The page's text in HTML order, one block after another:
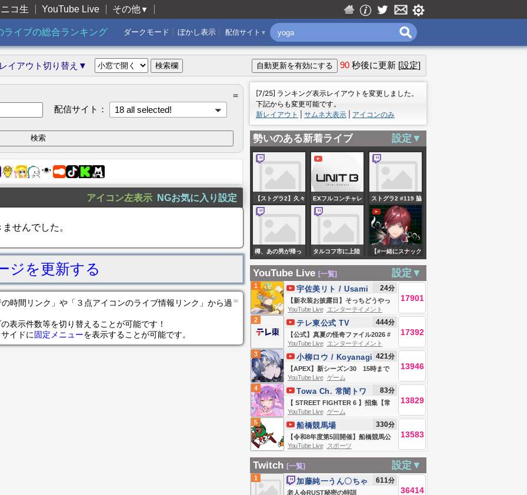
ニコ生 YouTube Live その他▼
ライブの総合ランキング 配信サイト ▼
ぼかし表示
ダークモード
イアウト切り替え▼ 90 秒後に更新 [設定]
＝
配信サイト：
18 all selected!
アイコン左表示 NGお気に入り設定
せんでした。
ジを更新する
＝
時間リンク」や「３点アイコンのライブ情報リンク」から過
表示件数等を切り替えることが可能です！
イドに固定メニューを表示することが可能です。
[7/25] ランキング表示レイアウトを変更しました。
下記からも変更可能です。
新レイアウト
サムネ大表示 アイコンのみ
勢いのある新着ライブ 設定▼
【ストグラ2】久々
に起きてみる27日
目鳩禁指示禁【ケ
EXフルコンチャレ
ンジ！5曲達成で歌
います。【
イラ】
ストグラ2 #119 脇
逢魔 やぁ
樽、あの男が帰っ
てきた編
タルコフ市に上陸
w/講師のありさか
さん
【#一緒にスナック
ミー】俺の好きを
集めたおやつ
BOX【ローレン/に
じさんじ】
YouTube Live [一覧] 設定▼
1
【新衣装お披露目】そっちどうやっ
て行けばいい？【宇佐美リト/にじさ
んじ】
宇佐美リト / Usami
Rito【にじさんじ】
24分
17901
YouTube Live
エンターテイメント
2
【公式】真夏の怪奇ファイル2026 #
恐怖 #心霊
テレ東公式 TV
TOKYO
444分
17392
YouTube Live
エンターテイメント
3
【APEX】新シーズン30 15時まで
シージ【小柳ロウ/にじさんじ】
小柳ロウ / Koyanagi
Rou【にじさんじ】
421分
13946
YouTube Live ゲーム
4
【 STREET FIGHTER 6 】招集【常
闇トワ/ホロライブ】
Towa Ch. 常闇トワ 83分
13829
YouTube Live ゲーム
5
【令和8年度第5回開催】船橋競馬公
式LIVE 「船橋ハートビートライ
ブ」
船橋競馬場 330分
13583
YouTube Live スポーツ
Twitch [一覧] 設定▼
1
老人会RUST秘密の特訓
加藤純一うん〇ちゃ
ん
611分
36414